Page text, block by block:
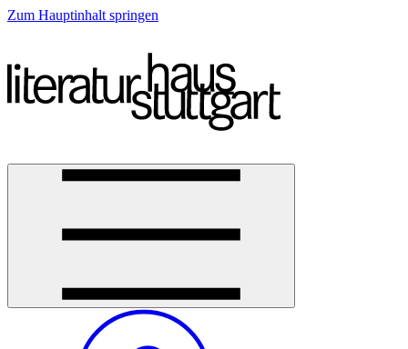
Zum Hauptinhalt springen